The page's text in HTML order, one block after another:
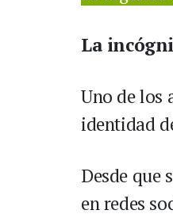
La
Uno de los
identidad
Desde que
en redes